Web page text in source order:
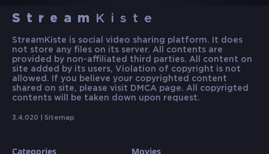
Stream Kiste
StreamKiste is social video sharing platform. It does
not store any files on its server. All contents are
provided by non-affiliated third parties. All content on
site added by its users, Violation of copyright is not
allowed. If you believe your copyrighted content
shared on site, please visit DMCA page. All copyrigted
contents will be taken down upon request.
3.4.020 | Sitemap
Categories Movies